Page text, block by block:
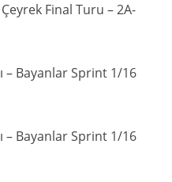
Final Turu – 2A-
– Bayanlar Sprint 1/16
– Bayanlar Sprint 1/16